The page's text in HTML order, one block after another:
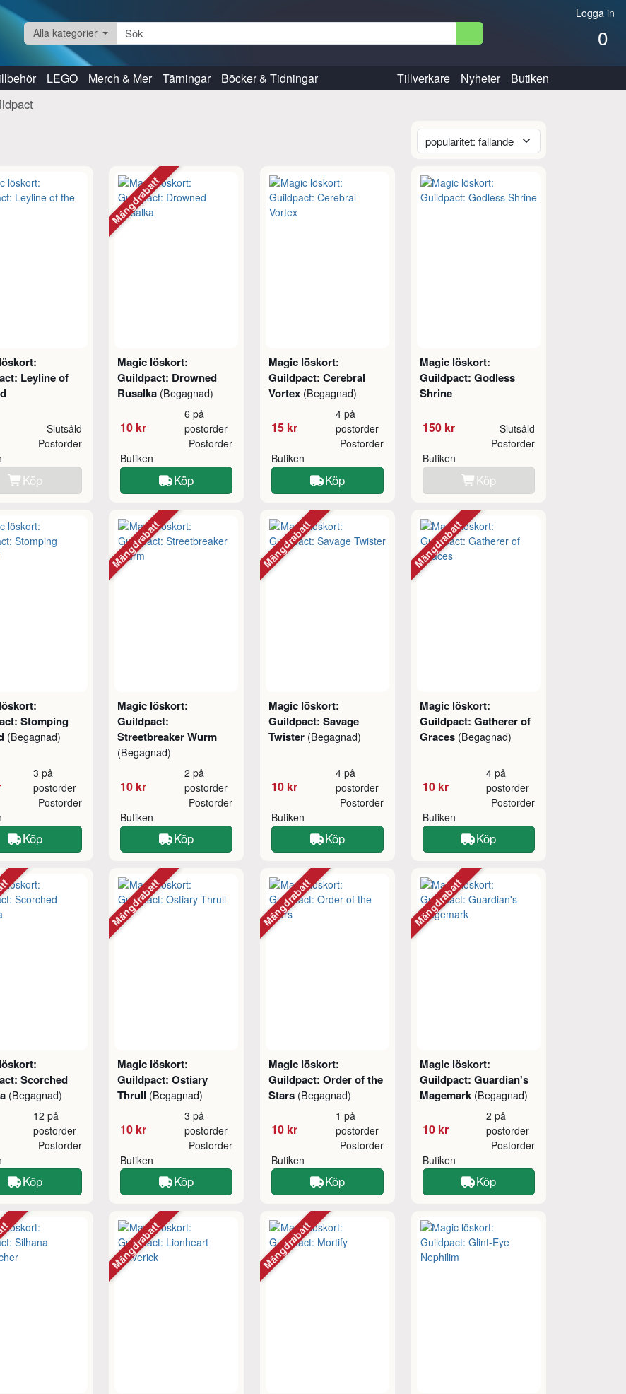
Logga in
0
Alla kategorier
LEGO Merch & Mer Tärningar Böcker & Tidningar Tillverkare Nyheter Butiken
Leyline of
Slutsåld
Postorder
Köp
Magic löskort:
Guildpact: Drowned
Rusalka (Begagnad)
10 kr
6 på
postorder
Butiken
Postorder
Köp
Mängdrabatt
Magic löskort:
Guildpact: Cerebral
Vortex (Begagnad)
15 kr
4 på
postorder
Butiken
Postorder
Köp
Magic löskort:
Guildpact: Godless
Shrine
150 kr Slutsåld
Butiken
Postorder
Köp
Stomping
(Begagnad)
3 på
postorder
Postorder
Köp
Magic löskort:
Guildpact:
Streetbreaker Wurm
(Begagnad)
10 kr
2 på
postorder
Butiken
Postorder
Köp
Mängdrabatt
Magic löskort:
Guildpact: Savage
Twister (Begagnad)
10 kr
4 på
postorder
Butiken
Postorder
Köp
Mängdrabatt
Magic löskort:
Guildpact: Gatherer of
Graces (Begagnad)
10 kr
4 på
postorder
Butiken
Postorder
Köp
Mängdrabatt
Scorched
(Begagnad)
12 på
postorder
Postorder
Köp
Magic löskort:
Guildpact: Ostiary
Thrull (Begagnad)
10 kr
3 på
postorder
Butiken
Postorder
Köp
Mängdrabatt
Magic löskort:
Guildpact: Order of the
Stars (Begagnad)
10 kr
1 på
postorder
Butiken
Postorder
Köp
Mängdrabatt
Magic löskort:
Guildpact: Guardian's
Magemark (Begagnad)
10 kr
2 på
postorder
Butiken
Postorder
Köp
Mängdrabatt
Mängdrabatt Mängdrabatt